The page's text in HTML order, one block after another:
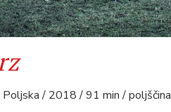
/ 2018 / 91 min / poljščina